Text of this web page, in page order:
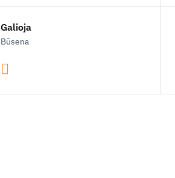
Galioja
Būsena